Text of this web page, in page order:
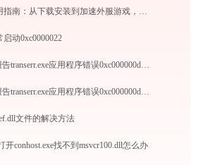
动0xc0000022
WPS Office错误报告transerr.exe应用程序错误0xc000000d解决方法
WPS Office错误报告transerr.exe应用程序错误0xc000000d解决方法
文件的解决方法
conhost.exe找不到msvcr100.dll怎么办